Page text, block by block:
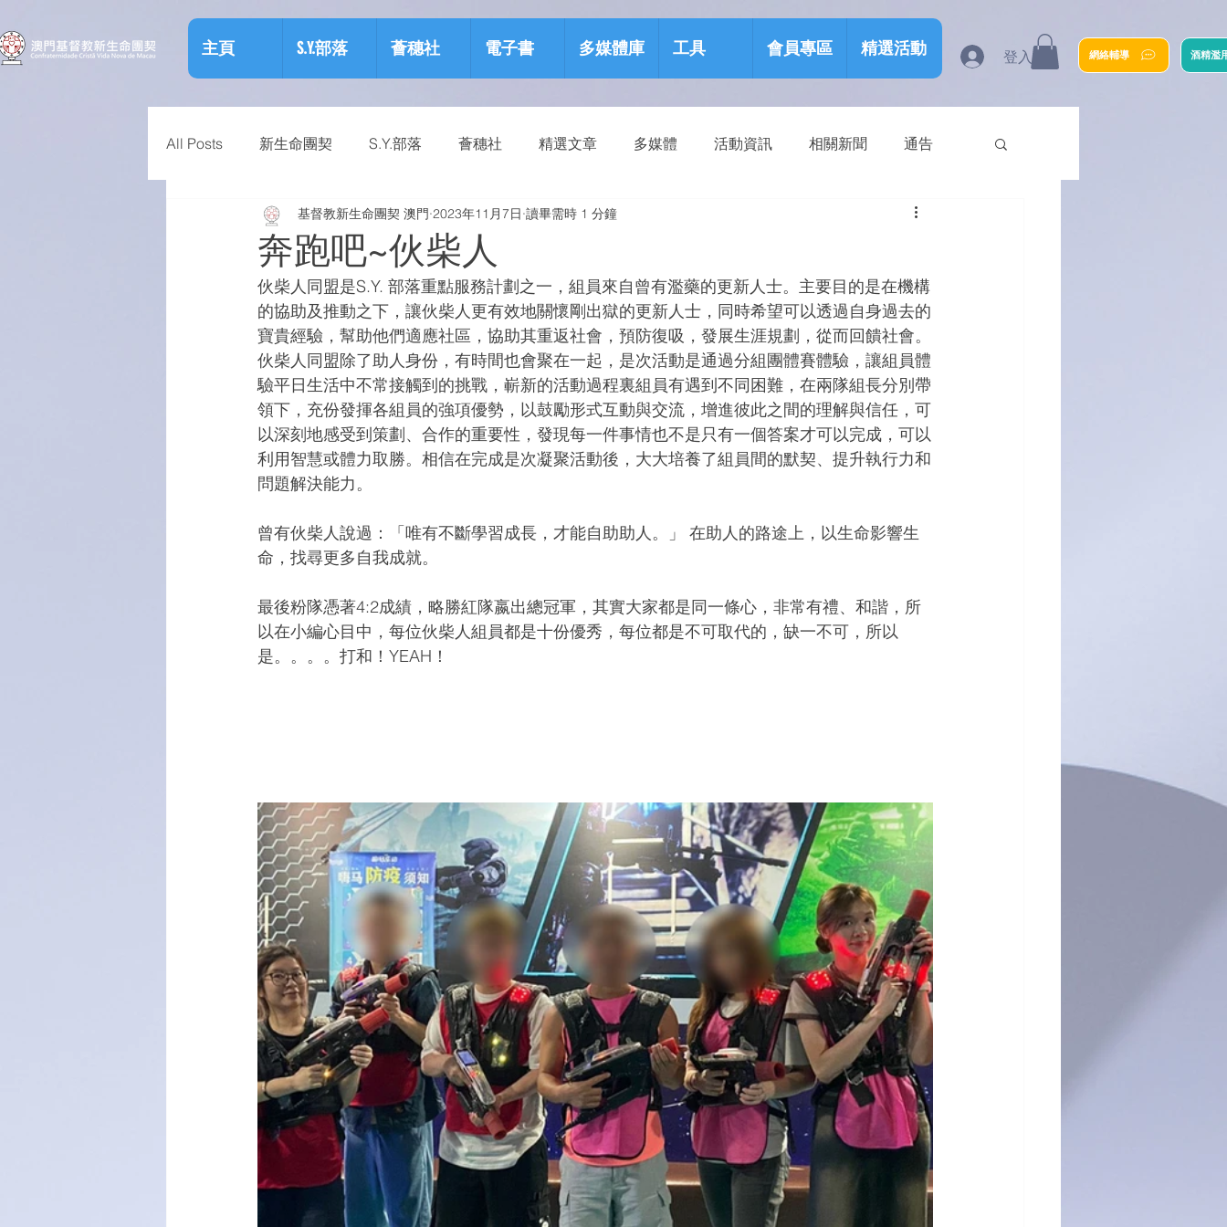
主頁 S.Y.部落 薈穗社 電子書 多媒體庫 工具 會員專區 精選活動 登入 網絡輔導 酒精濫
All Posts 新生命團契 S.Y.部落 薈穗社 精選文章 多媒體 活動資訊 相關新聞 通告
預防物質濫用資源包 健康生活
奔跑吧~伙柴人
基督教新生命團契 澳門 2023年11月7日 讀畢需時 1 分鐘
伙柴人同盟是S.Y. 部落重點服務計劃之一，組員來自曾有濫藥的更新人士。主要目的是在機構
的協助及推動之下，讓伙柴人更有效地關懷剛出獄的更新人士，同時希望可以透過自身過去的
寶貴經驗，幫助他們適應社區，協助其重返社會，預防復吸，發展生涯規劃，從而回饋社會。
伙柴人同盟除了助人身份，有時間也會聚在一起，是次活動是通過分組團體賽體驗，讓組員體
驗平日生活中不常接觸到的挑戰，嶄新的活動過程裏組員有遇到不同困難，在兩隊組長分別帶
領下，充份發揮各組員的強項優勢，以鼓勵形式互動與交流，增進彼此之間的理解與信任，可
以深刻地感受到策劃、合作的重要性，發現每一件事情也不是只有一個答案才可以完成，可以
利用智慧或體力取勝。相信在完成是次凝聚活動後，大大培養了組員間的默契、提升執行力和
問題解決能力。
曾有伙柴人說過：「唯有不斷學習成長，才能自助助人。」 在助人的路途上，以生命影響生
命，找尋更多自我成就。
最後粉隊憑著4:2成績，略勝紅隊嬴出總冠軍，其實大家都是同一條心，非常有禮、和諧，所
以在小編心目中，每位伙柴人組員都是十份優秀，每位都是不可取代的，缺一不可，所以
是。。。。打和！YEAH！